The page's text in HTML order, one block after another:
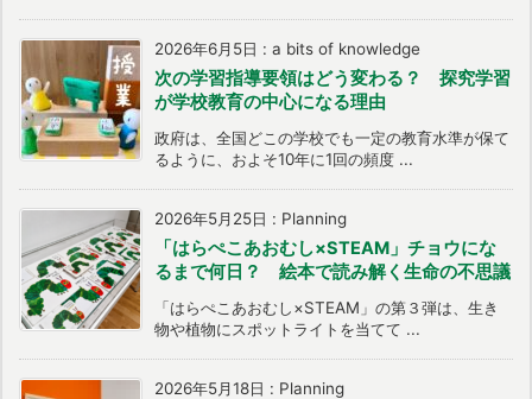
2026年6月5日 : a bits of knowledge
次の学習指導要領はどう変わる？ 探究学習
が学校教育の中心になる理由
政府は、全国どこの学校でも一定の教育水準が保て
るように、およそ10年に1回の頻度 ...
2026年5月25日 : Planning
「はらぺこあおむし×STEAM」チョウにな
るまで何日？ 絵本で読み解く生命の不思議
「はらぺこあおむし×STEAM」の第３弾は、生き
物や植物にスポットライトを当てて ...
2026年5月18日 : Planning